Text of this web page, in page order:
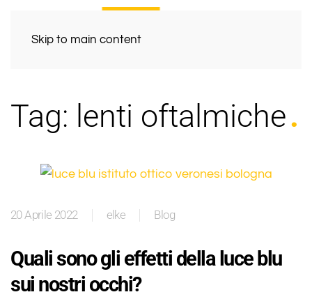
Skip to main content
Tag: lenti oftalmiche
20 Aprile 2022 elke Blog
Quali sono gli effetti della luce blu
sui nostri occhi?